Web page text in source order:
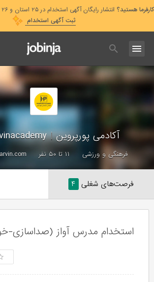
کارفرما هستید؟ انتشار رایگان آگهی استخدام در ۲۵ استان و ۲۶ دسته‌بندی شغلی
ثبت آگهی استخدام
آکادمی پورپروین|
Pourparvinacademy
فرهنگی و ورزشی ۱۱ تا ۵۰ نفر
فرصت‌های شغلی ۴
استخدام مدرس آواز (صداسازی-